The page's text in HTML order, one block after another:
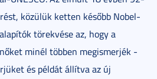
közülük ketten később Nobel-
törekvése az, hogy a
minél többen megismerjék -
és példát állítva az új